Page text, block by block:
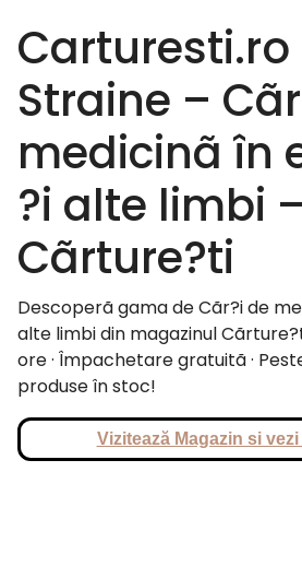
Straine –
medicinã în
?i alte limbi –
Cãrture?ti
Descoperã gama de Cãr?i de
alte limbi din magazinul
ore · Împachetare gratuitã ·
produse în stoc!
Vizitează Magazin si